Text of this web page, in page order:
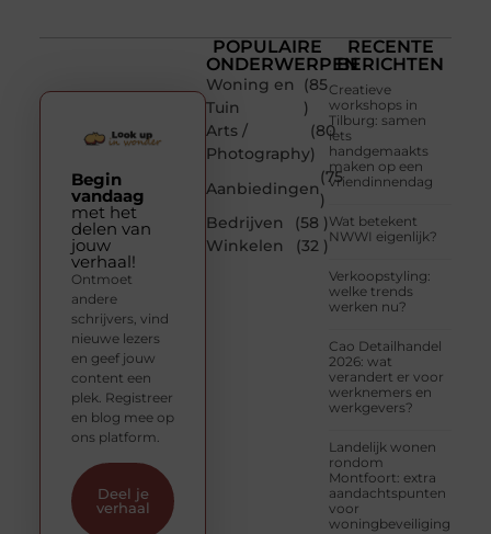
POPULAIRE
ONDERWERPEN
Woning en
Tuin
(85
)
Arts /
Photography
(80
)
Aanbiedingen
(75
)
Bedrijven
(58 )
Winkelen
(32 )
RECENTE
BERICHTEN
Creatieve
workshops in
Tilburg: samen
iets
handgemaakts
maken op een
vriendinnendag
Wat betekent
NWWI eigenlijk?
Verkoopstyling:
welke trends
werken nu?
Cao Detailhandel
2026: wat
verandert er voor
werknemers en
werkgevers?
Landelijk wonen
rondom
Montfoort: extra
aandachtspunten
voor
woningbeveiliging
Begin
vandaag
met het
delen van
jouw
verhaal!
Ontmoet
andere
schrijvers, vind
nieuwe lezers
en geef jouw
content een
plek. Registreer
en blog mee op
ons platform.
Deel je
verhaal